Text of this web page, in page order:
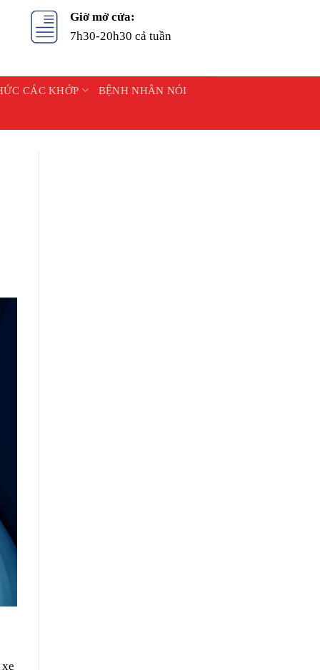
Giờ mở cửa:
7h30-20h30 cả tuần
CÁC KHỚP BỆNH NHÂN NÓI